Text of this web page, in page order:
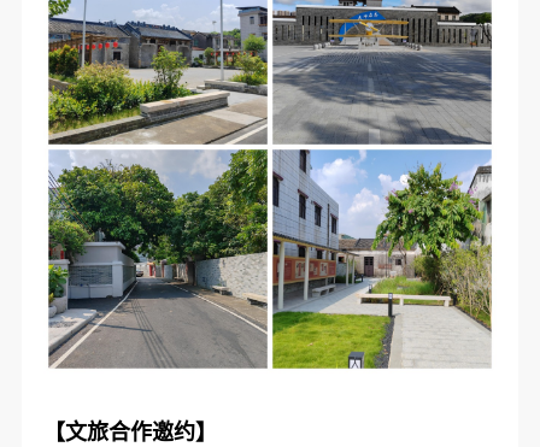
【文旅合作邀约】